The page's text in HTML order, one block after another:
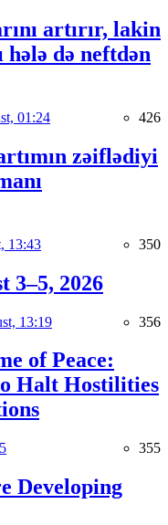
artırır, lakin
hələ də neftdən
01:24 426
zəiflədiyi
13:43 350
3–5, 2026
13:19 356
of Peace:
Halt Hostilities
355
Developing